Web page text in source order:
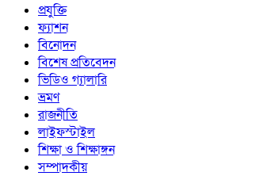
প্রযুক্তি
ফ্যাশন
বিনোদন
বিশেষ প্রতিবেদন
ভিডিও গ্যালারি
ভ্রমণ
রাজনীতি
লাইফস্টাইল
শিক্ষা ও শিক্ষাঙ্গন
সম্পাদকীয়